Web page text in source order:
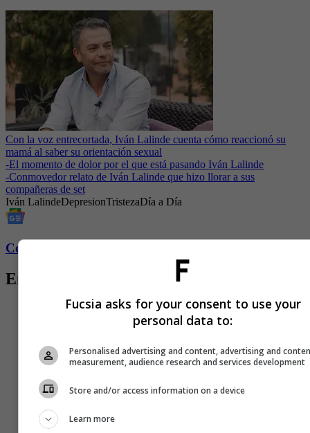
Con la voz entrecortada, Iván Lalinde cuenta cómo reaccionó su
mamá al saber su orientación sexual
-El momento de dolor por el que está pasando Iván Lalinde
-Conmovedor relato de Iván Lalinde que hizo llorar a sus
compañeras de set
Iván LalindeDepresionTristezaDía a Día
Conozca más de Fucsia aquí
Entradas relacionadas
Fucsia asks for your consent to use your
personal data to:
Personalised advertising and content, advertising and
measurement, audience research and services development
Store and/or access information on a device
Learn more